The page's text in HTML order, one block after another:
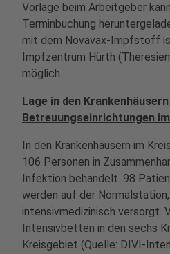
Vorlage beim Arbeitgeber
Terminbuchung
mit dem Novavax-Impfstoff
Impfzentrum Hürth
möglich.
Lage in den Krankenhäusern
Betreuungseinrichtungen
In den Krankenhäusern im
106 Personen in
Infektion behandelt. 98
werden auf der
intensivmedizinisch versorgt.
Intensivbetten in den sechs
Kreisgebiet (Quelle: DIVI-